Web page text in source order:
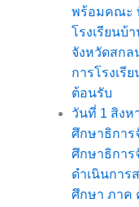
พร้อมคณะ
โรงเรียนบ้
จังหวัดสกล
การโรงเรี
ต้อนรับ
วันที่ 1 สิงห
ศึกษาธิการ
ศึกษาธิกา
ดำเนินการ
ศึกษา ภาค